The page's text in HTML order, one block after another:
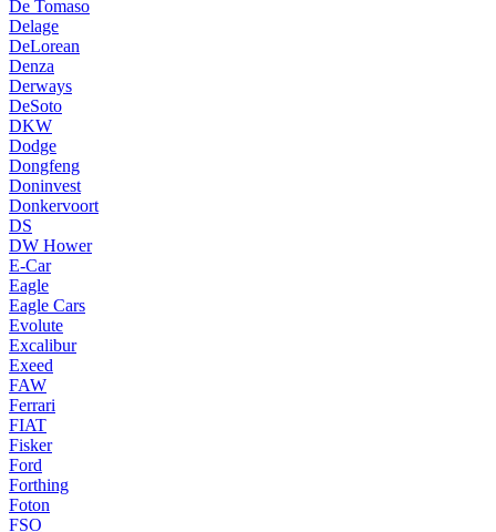
De Tomaso
Delage
DeLorean
Denza
Derways
DeSoto
DKW
Dodge
Dongfeng
Doninvest
Donkervoort
DS
DW Hower
E-Car
Eagle
Eagle Cars
Evolute
Excalibur
Exeed
FAW
Ferrari
FIAT
Fisker
Ford
Forthing
Foton
FSO